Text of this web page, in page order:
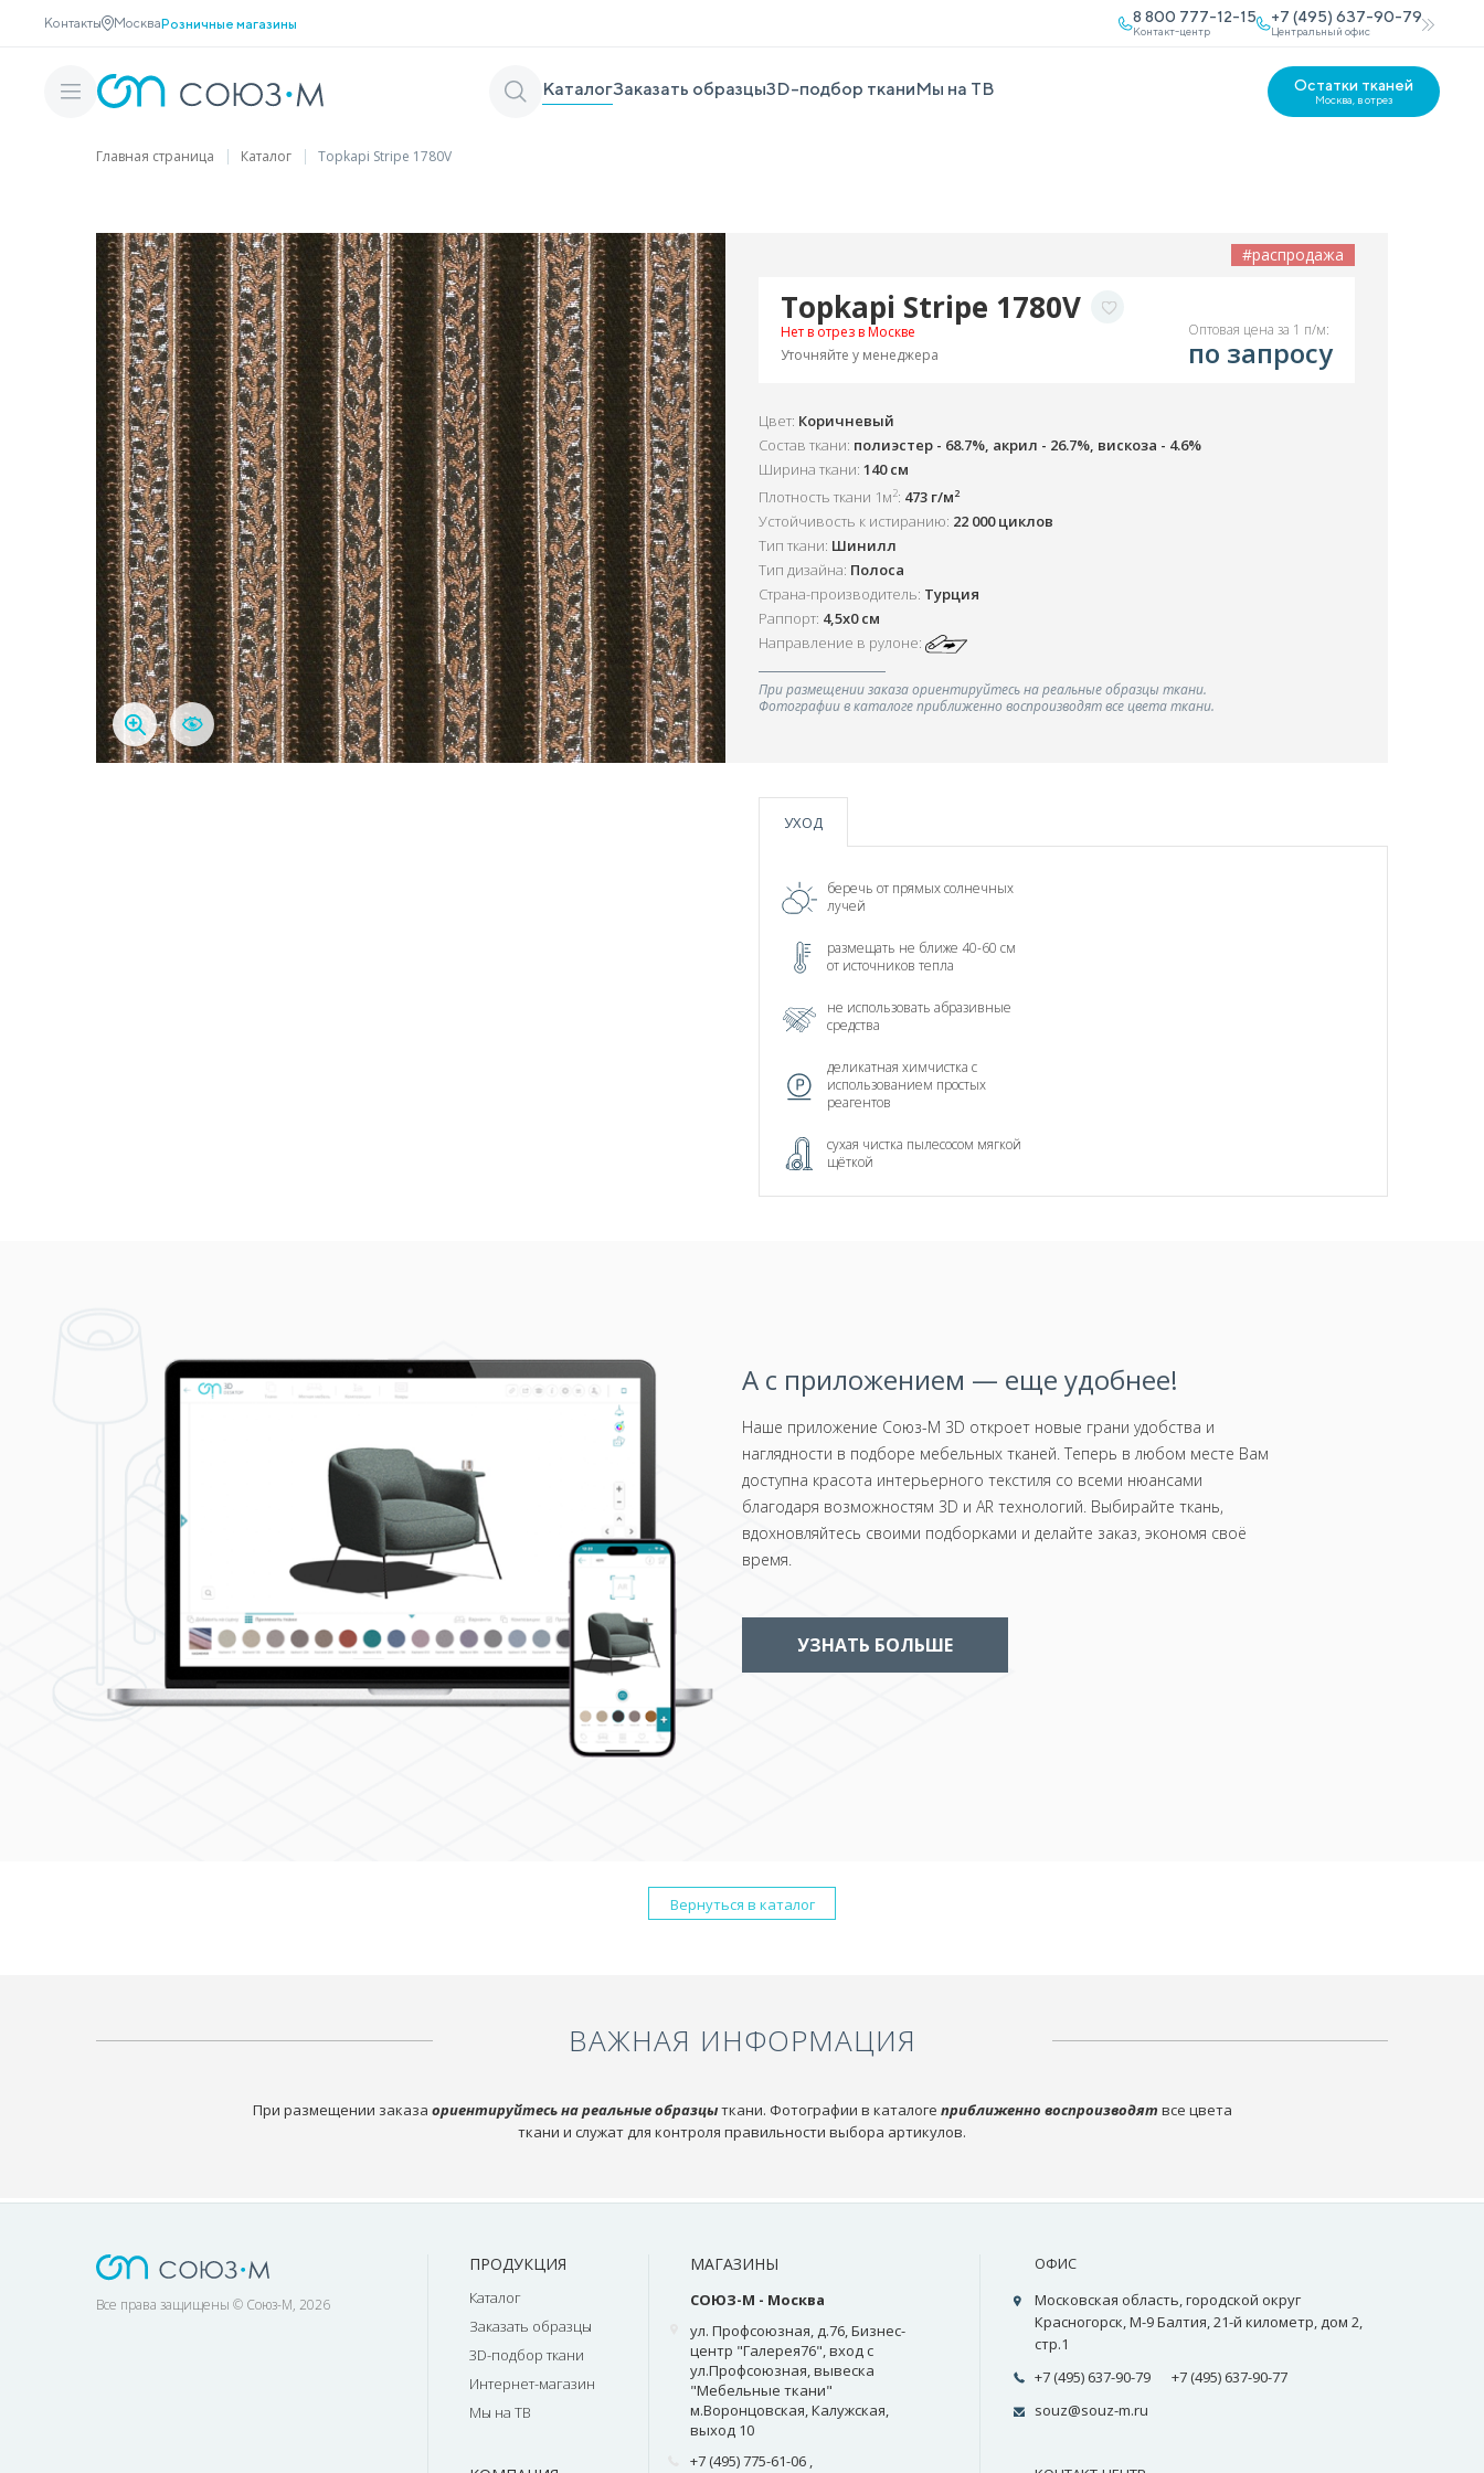
Контакты МоскваРозничные магазины 8 800 777-12-15
Контакт-центр
+7 (495) 637-90-79
Центральный офис
КаталогЗаказать образцы3D-подбор тканиМы на ТВ Остатки тканей
Москва, в отрез
Главная страница Каталог Topkapi Stripe 1780V
#распродажа
Topkapi Stripe 1780V
Нет в отрез в Москве
Уточняйте у менеджера
Оптовая цена за 1 п/м:
по запросу
Цвет: Коричневый
Состав ткани: полиэстер - 68.7%, акрил - 26.7%, вискоза - 4.6%
Ширина ткани: 140 см
Плотность ткани 1м2: 473 г/м2
Устойчивость к истиранию: 22 000 циклов
Тип ткани: Шинилл
Тип дизайна: Полоса
Страна-производитель: Турция
Раппорт: 4,5х0 см
Направление в рулоне:
При размещении заказа ориентируйтесь на реальные образцы ткани.
Фотографии в каталоге приближенно воспроизводят все цвета ткани.
УХОД
беречь от прямых солнечных
лучей
размещать не ближе 40-60 см
от источников тепла
не использовать абразивные
средства
деликатная химчистка с
использованием простых
реагентов
сухая чистка пылесосом мягкой
щёткой
А с приложением — еще удобнее!
Наше приложение Союз-М 3D откроет новые грани удобства и
наглядности в подборе мебельных тканей. Теперь в любом месте Вам
доступна красота интерьерного текстиля со всеми нюансами
благодаря возможностям 3D и AR технологий. Выбирайте ткань,
вдохновляйтесь своими подборками и делайте заказ, экономя своё
время.
УЗНАТЬ БОЛЬШЕ
Вернуться в каталог
ВАЖНАЯ ИНФОРМАЦИЯ
При размещении заказа ориентируйтесь на реальные образцыткани. Фотографии в каталоге приближенно воспроизводят все цвета
ткани и служат для контроля правильности выбора артикулов.
Все права защищены © Союз-М, 2026
ПРОДУКЦИЯ
Каталог
Заказать образцы
3D-подбор ткани
Интернет-магазин
Мы на ТВ
МАГАЗИНЫ
СОЮЗ-М - Москва
ул. Профсоюзная, д.76, Бизнес-
центр "Галерея76", вход с
ул.Профсоюзная, вывеска
"Мебельные ткани"
м.Воронцовская, Калужская,
выход 10
+7 (495) 775-61-06 ,
ОФИС
Московская область, городской округ
Красногорск, М-9 Балтия, 21-й километр, дом 2,
стр.1
+7 (495) 637-90-79
+7 (495) 637-90-77
souz@souz-m.ru